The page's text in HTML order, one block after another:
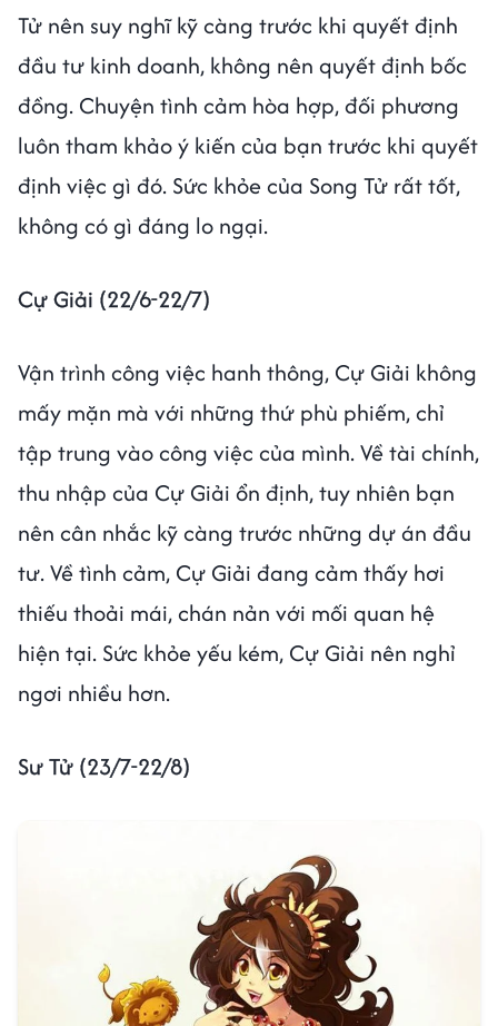
Tử nên suy nghĩ kỹ càng trước khi quyết định
đầu tư kinh doanh, không nên quyết định bốc
đồng. Chuyện tình cảm hòa hợp, đối phương
luôn tham khảo ý kiến của bạn trước khi quyết
định việc gì đó. Sức khỏe của Song Tử rất tốt,
không có gì đáng lo ngại.
Cự Giải (22/6-22/7)
Vận trình công việc hanh thông, Cự Giải không
mấy mặn mà với những thứ phù phiếm, chỉ
tập trung vào công việc của mình. Về tài chính,
thu nhập của Cự Giải ổn định, tuy nhiên bạn
nên cân nhắc kỹ càng trước những dự án đầu
tư. Về tình cảm, Cự Giải đang cảm thấy hơi
thiếu thoải mái, chán nản với mối quan hệ
hiện tại. Sức khỏe yếu kém, Cự Giải nên nghỉ
ngơi nhiều hơn.
Sư Tử (23/7-22/8)